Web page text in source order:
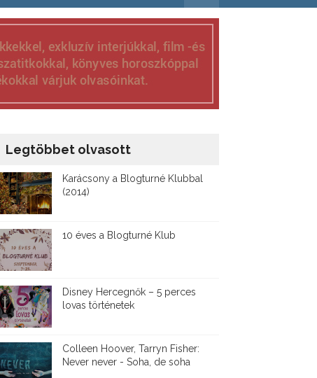
Legtöbbet olvasott
Karácsony a Blogturné Klubbal
(2014)
10 éves a Blogturné Klub
Disney ​Hercegnők – 5 perces
lovas történetek
Colleen Hoover, Tarryn Fisher:
Never never - Soha, de soha